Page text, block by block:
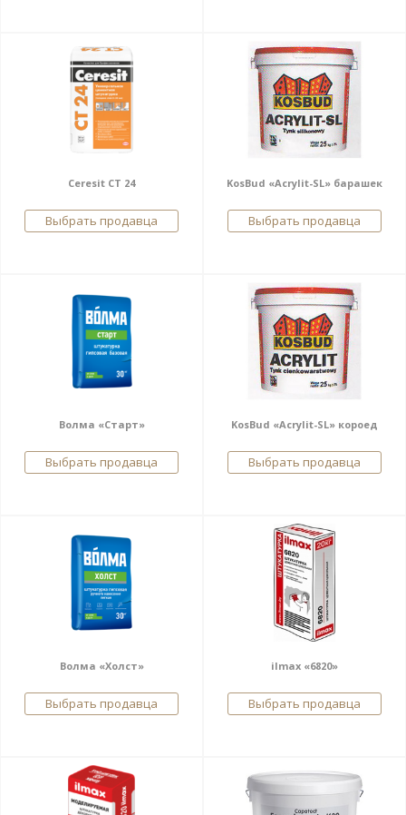
Ceresit CT 24
Выбрать продавца
KosBud «Acrylit-SL» барашек
Выбрать продавца
Волма «Старт»
Выбрать продавца
KosBud «Acrylit-SL» короед
Выбрать продавца
Волма «Холст»
Выбрать продавца
ilmax «6820»
Выбрать продавца